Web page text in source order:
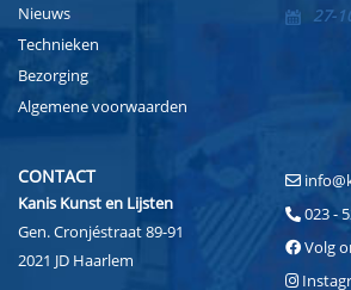
Nieuws
Technieken
Bezorging
Algemene voorwaarden
27-
CONTACT
Kanis Kunst en Lijsten
Gen. Cronjéstraat 89-91
2021 JD Haarlem
023 -
Volg